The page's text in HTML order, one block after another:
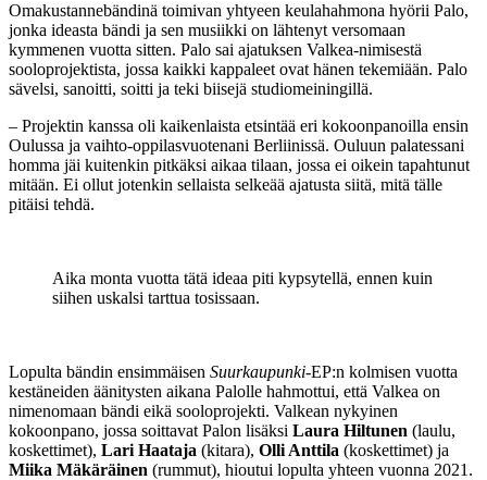
Omakustannebändinä toimivan yhtyeen keulahahmona hyörii Palo,
jonka ideasta bändi ja sen musiikki on lähtenyt versomaan
kymmenen vuotta sitten. Palo sai ajatuksen Valkea-nimisestä
sooloprojektista, jossa kaikki kappaleet ovat hänen tekemiään. Palo
sävelsi, sanoitti, soitti ja teki biisejä studiomeiningillä.
– Projektin kanssa oli kaikenlaista etsintää eri kokoonpanoilla ensin
Oulussa ja vaihto-oppilasvuotenani Berliinissä. Ouluun palatessani
homma jäi kuitenkin pitkäksi aikaa tilaan, jossa ei oikein tapahtunut
mitään. Ei ollut jotenkin sellaista selkeää ajatusta siitä, mitä tälle
pitäisi tehdä.
Aika monta vuotta tätä ideaa piti kypsytellä, ennen kuin
siihen uskalsi tarttua tosissaan.
Lopulta bändin ensimmäisen Suurkaupunki-EP:n kolmisen vuotta
kestäneiden äänitysten aikana Palolle hahmottui, että Valkea on
nimenomaan bändi eikä sooloprojekti. Valkean nykyinen
kokoonpano, jossa soittavat Palon lisäksi Laura Hiltunen (laulu,
koskettimet), Lari Haataja (kitara), Olli Anttila (koskettimet) ja
Miika Mäkäräinen (rummut), hioutui lopulta yhteen vuonna 2021.